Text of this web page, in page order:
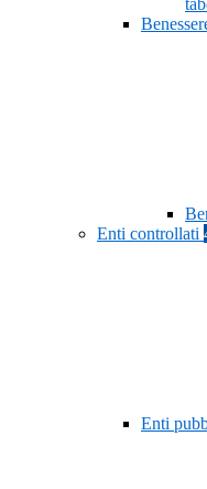
Enti controllati
Enti